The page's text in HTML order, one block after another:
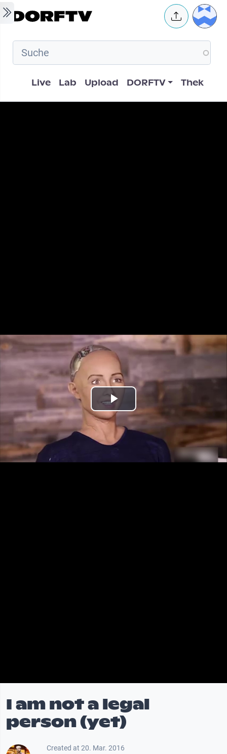
Skip to main content User
Hauptnavigation
Live Lab Upload DORFTV Thek
Play
Video
I am not a legal
person (yet)
Created at 20. Mar. 2016